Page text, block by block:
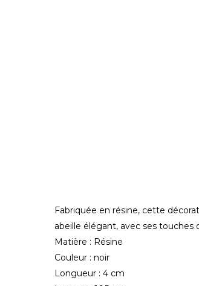
Fabriquée en résine, cette
abeille élégant, avec ses
Matière : Résine
Couleur : noir
Longueur : 4 cm